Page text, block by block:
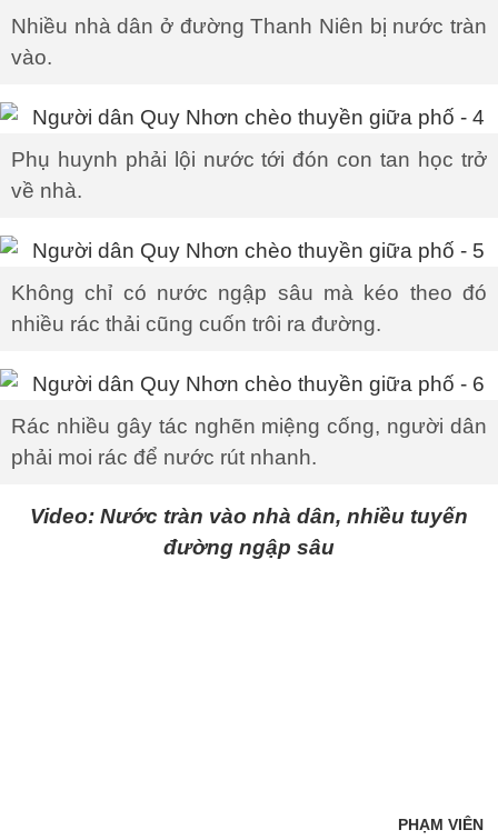
Nhiều nhà dân ở đường Thanh Niên bị nước tràn
vào.
Phụ huynh phải lội nước tới đón con tan học trở
về nhà.
Không chỉ có nước ngập sâu mà kéo theo đó
nhiều rác thải cũng cuốn trôi ra đường.
Rác nhiều gây tác nghẽn miệng cống, người dân
phải moi rác để nước rút nhanh.
Video: Nước tràn vào nhà dân, nhiều tuyến
đường ngập sâu
PHẠM VIÊN